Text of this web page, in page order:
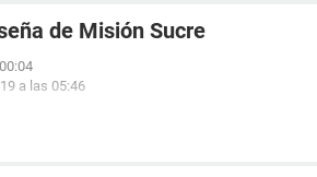
de Misión Sucre
a las 05:46